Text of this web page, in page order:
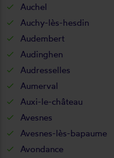
Auchel
Auchy-lès-hesdin
Audembert
Audinghen
Audresselles
Aumerval
Auxi-le-château
Avesnes
Avesnes-lès-bapaume
Avondance